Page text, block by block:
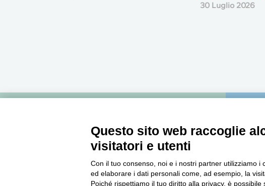
30 Luglio 2026
Newsletter
Accedi o iscriviti alla nostra Newsletter Legacoop
Informazioni per restare sempre aggiornati sul
mondo della cooperazione.
Questo sito web raccoglie
visitatori e utenti
Con il tuo consenso, noi e i nostri partner utilizziamo
ed elaborare i dati personali come, ad esempio, la
Poiché rispettiamo il tuo diritto alla privacy, è